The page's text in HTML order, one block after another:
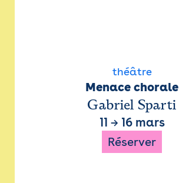
théâtre
Menace chorale
Gabriel Sparti
11 → 16 mars
Réserver